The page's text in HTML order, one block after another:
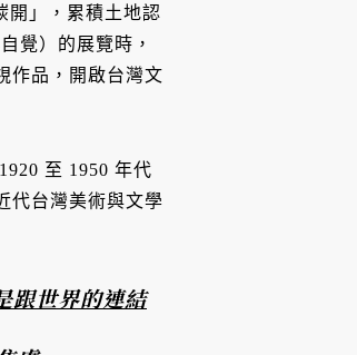
開」，累積土地認
覺）的展覽時，
作品，開啟台灣文
至 1950 年代
代台灣美術與文學
跟世界的連結